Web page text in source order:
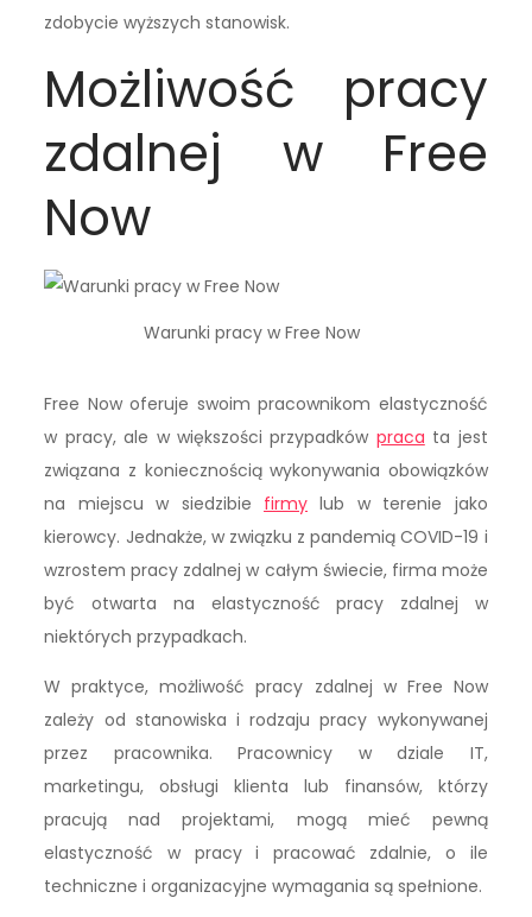
zdobycie wyższych stanowisk.
Możliwość pracy
zdalnej w Free
Now
Warunki pracy w Free Now
Free Now oferuje swoim pracownikom elastyczność
w pracy, ale w większości przypadków praca ta jest
związana z koniecznością wykonywania obowiązków
na miejscu w siedzibie firmy lub w terenie jako
kierowcy. Jednakże, w związku z pandemią COVID-19 i
wzrostem pracy zdalnej w całym świecie, firma może
być otwarta na elastyczność pracy zdalnej w
niektórych przypadkach.
W praktyce, możliwość pracy zdalnej w Free Now
zależy od stanowiska i rodzaju pracy wykonywanej
przez pracownika. Pracownicy w dziale IT,
marketingu, obsługi klienta lub finansów, którzy
pracują nad projektami, mogą mieć pewną
elastyczność w pracy i pracować zdalnie, o ile
techniczne i organizacyjne wymagania są spełnione.